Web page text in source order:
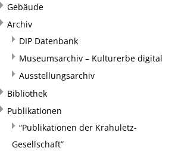
Gebäude
Archiv
DIP Datenbank
Museumsarchiv – Kulturerbe digital
Ausstellungsarchiv
Bibliothek
Publikationen
“Publikationen der Krahuletz-
Gesellschaft”